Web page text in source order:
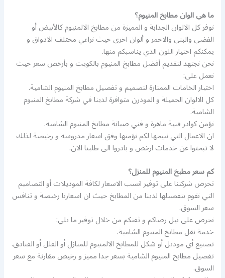
ما هي الوان مطابخ المنيوم؟
نوفر كل الالوان الجذابة و المميزة من مطابخ الالمنيوم كالأبيض أو
الفضي والبني والاحمر و ألوان اخرى حيث نراعي مختلف الاذواق و
يمكنكم اختيار اللون الذي يناسبكم منها.
نحن نجتهد لتقديم أفضل مطابخ المنيوم بالكويت و بأرخص سعر حيث
نعمل على:
اختيار الخامات الممتازة لتصميم و تفصيل مطابخ المنيوم الشامية.
كل الالوان الجميلة و المودرن متوافرة لدينا في شركة مطابخ المنيوم
الشامية.
نؤمن كوادر فنية ماهرة و فني صيانة مطابخ المنيوم الشامية.
ان الاعمال التي نتيحها لكم نؤمنها وفق اسعار مدروسة و رخيصة لذلك
لا تبحثوا عن خدمات ارخص و بادروا الى طلبنا الان.
كم سعر مطبخ المنيوم للمنزل؟
تحرص شركتنا على توفير انسب الاسعار لكافة الموديلات أو التصاميم
التي نقوم بتفصيلها لدينا من المطابخ حيث ان اسعارنا رخيصة و تنافس
سعر السوق.
نحرص على نيل رضاكم و ثقتكم من خلال توفير ما يلي:
خدمة نقل مطابخ المنيوم الشامية.
تصنيع أي موديل أو شكل للمطابخ الالمنيوم للمنازل أو الفلل أو الفنادق.
تفصيل مطابخ المنيوم الشامية بسعر جدا مميز و رخيص مقارنة مع سعر
السوق.